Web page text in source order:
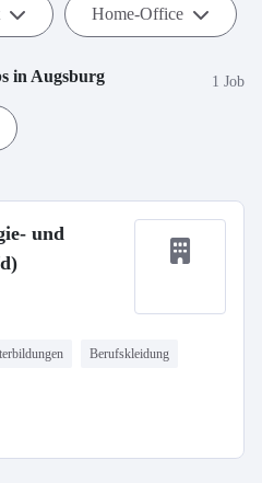
Home-Office
in Augsburg 1 Job
und
Berufskleidung